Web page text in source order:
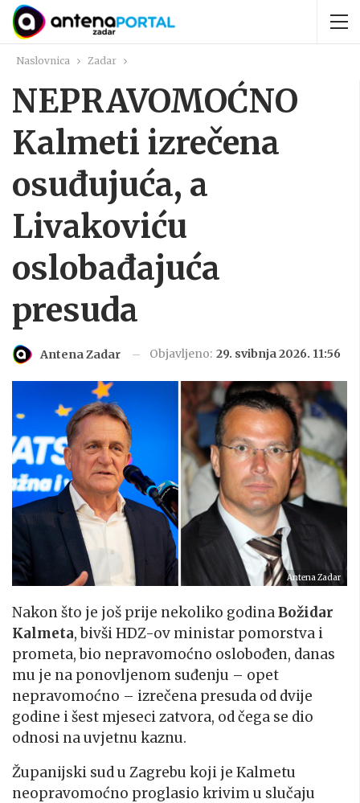
Naslovnica Zadar
NEPRAVOMOĆNO
Kalmeti izrečena
osuđujuća, a
Livakoviću
oslobađajuća
presuda
Antena Zadar Objavljeno: 29. svibnja 2026. 11:56
Antena Zadar
Nakon što je još prije nekoliko godinaBožidar
Kalmeta, bivši HDZ-ov ministar pomorstva i
prometa, bio nepravomoćno oslobođen, danas
mu je na ponovljenom suđenju – opet
nepravomoćno – izrečena presuda od dvije
godine i šest mjeseci zatvora, od čega se dio
odnosi na uvjetnu kaznu.
Županijski sud u Zagrebu koji je Kalmetu
neopravomoćno proglasio krivim u slučaju